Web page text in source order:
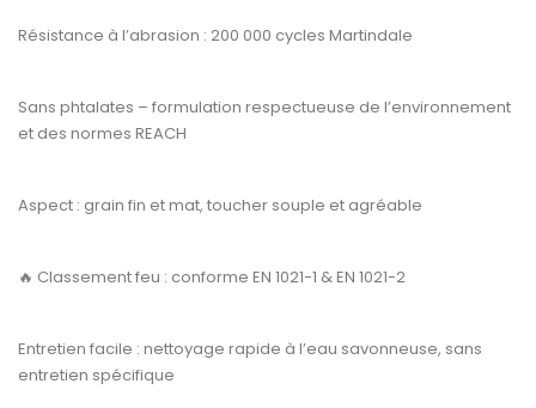
Résistance à l’abrasion : 200 000 cycles Martindale
Sans phtalates – formulation respectueuse de l’environnement
et des normes REACH
Aspect : grain fin et mat, toucher souple et agréable
🔥 Classement feu : conforme EN 1021-1 & EN 1021-2
Entretien facile : nettoyage rapide à l’eau savonneuse, sans
entretien spécifique